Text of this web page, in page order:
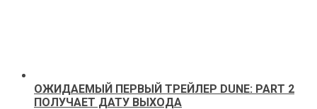
ОЖИДАЕМЫЙ ПЕРВЫЙ ТРЕЙЛЕР DUNE: PART 2
ПОЛУЧАЕТ ДАТУ ВЫХОДА